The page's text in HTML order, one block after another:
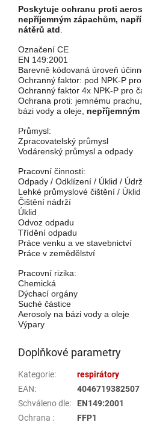
Poskytuje ochranu proti
nepříjemným zápachům,
nátěrů atd.
Označení CE
EN 149:2001
Barevně kódovaná úroveň
Ochranný faktor: pod NPK-P
Ochranný faktor 4x NPK-P pro
Ochrana proti: jemnému
bázi vody a oleje,
Průmysl:
Zpracovatelský průmysl
Vodárenský průmysl a odpady
Pracovní činnosti:
Odpady / Odklízení / Úklid /
Lehké průmyslové čištění /
Čištění nádrží
Úklid
Odvoz odpadu
Třídění odpadu
Práce venku a ve stavebnictví
Práce v zemědělství
Pracovní rizika:
Chemická
Dýchací orgány
Suché částice
Aerosoly na bázi vody a oleje
Výpary
Doplňkové parametry
Kategorie:
respirátory
EAN:
4046719382507
Schváleno dle:
EN149:2001
Ochrana : FFP1